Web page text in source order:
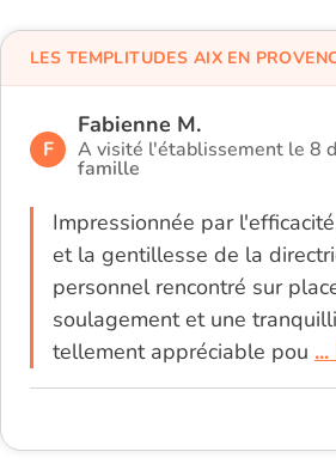
F
Fabienne M.
A visité l'établissement le 8
famille
Impressionnée par
et la gentillesse de la
personnel rencontré sur
soulagement et une
tellement appréciable pou
LES TEMPLITUDES AIX EN